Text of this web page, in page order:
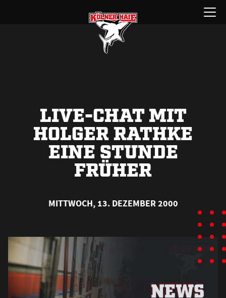
Menü
öffnen
LIVE-CHAT MIT
HOLGER RATHKE
EINE STUNDE
FRÜHER
MITTWOCH, 13. DEZEMBER 2000